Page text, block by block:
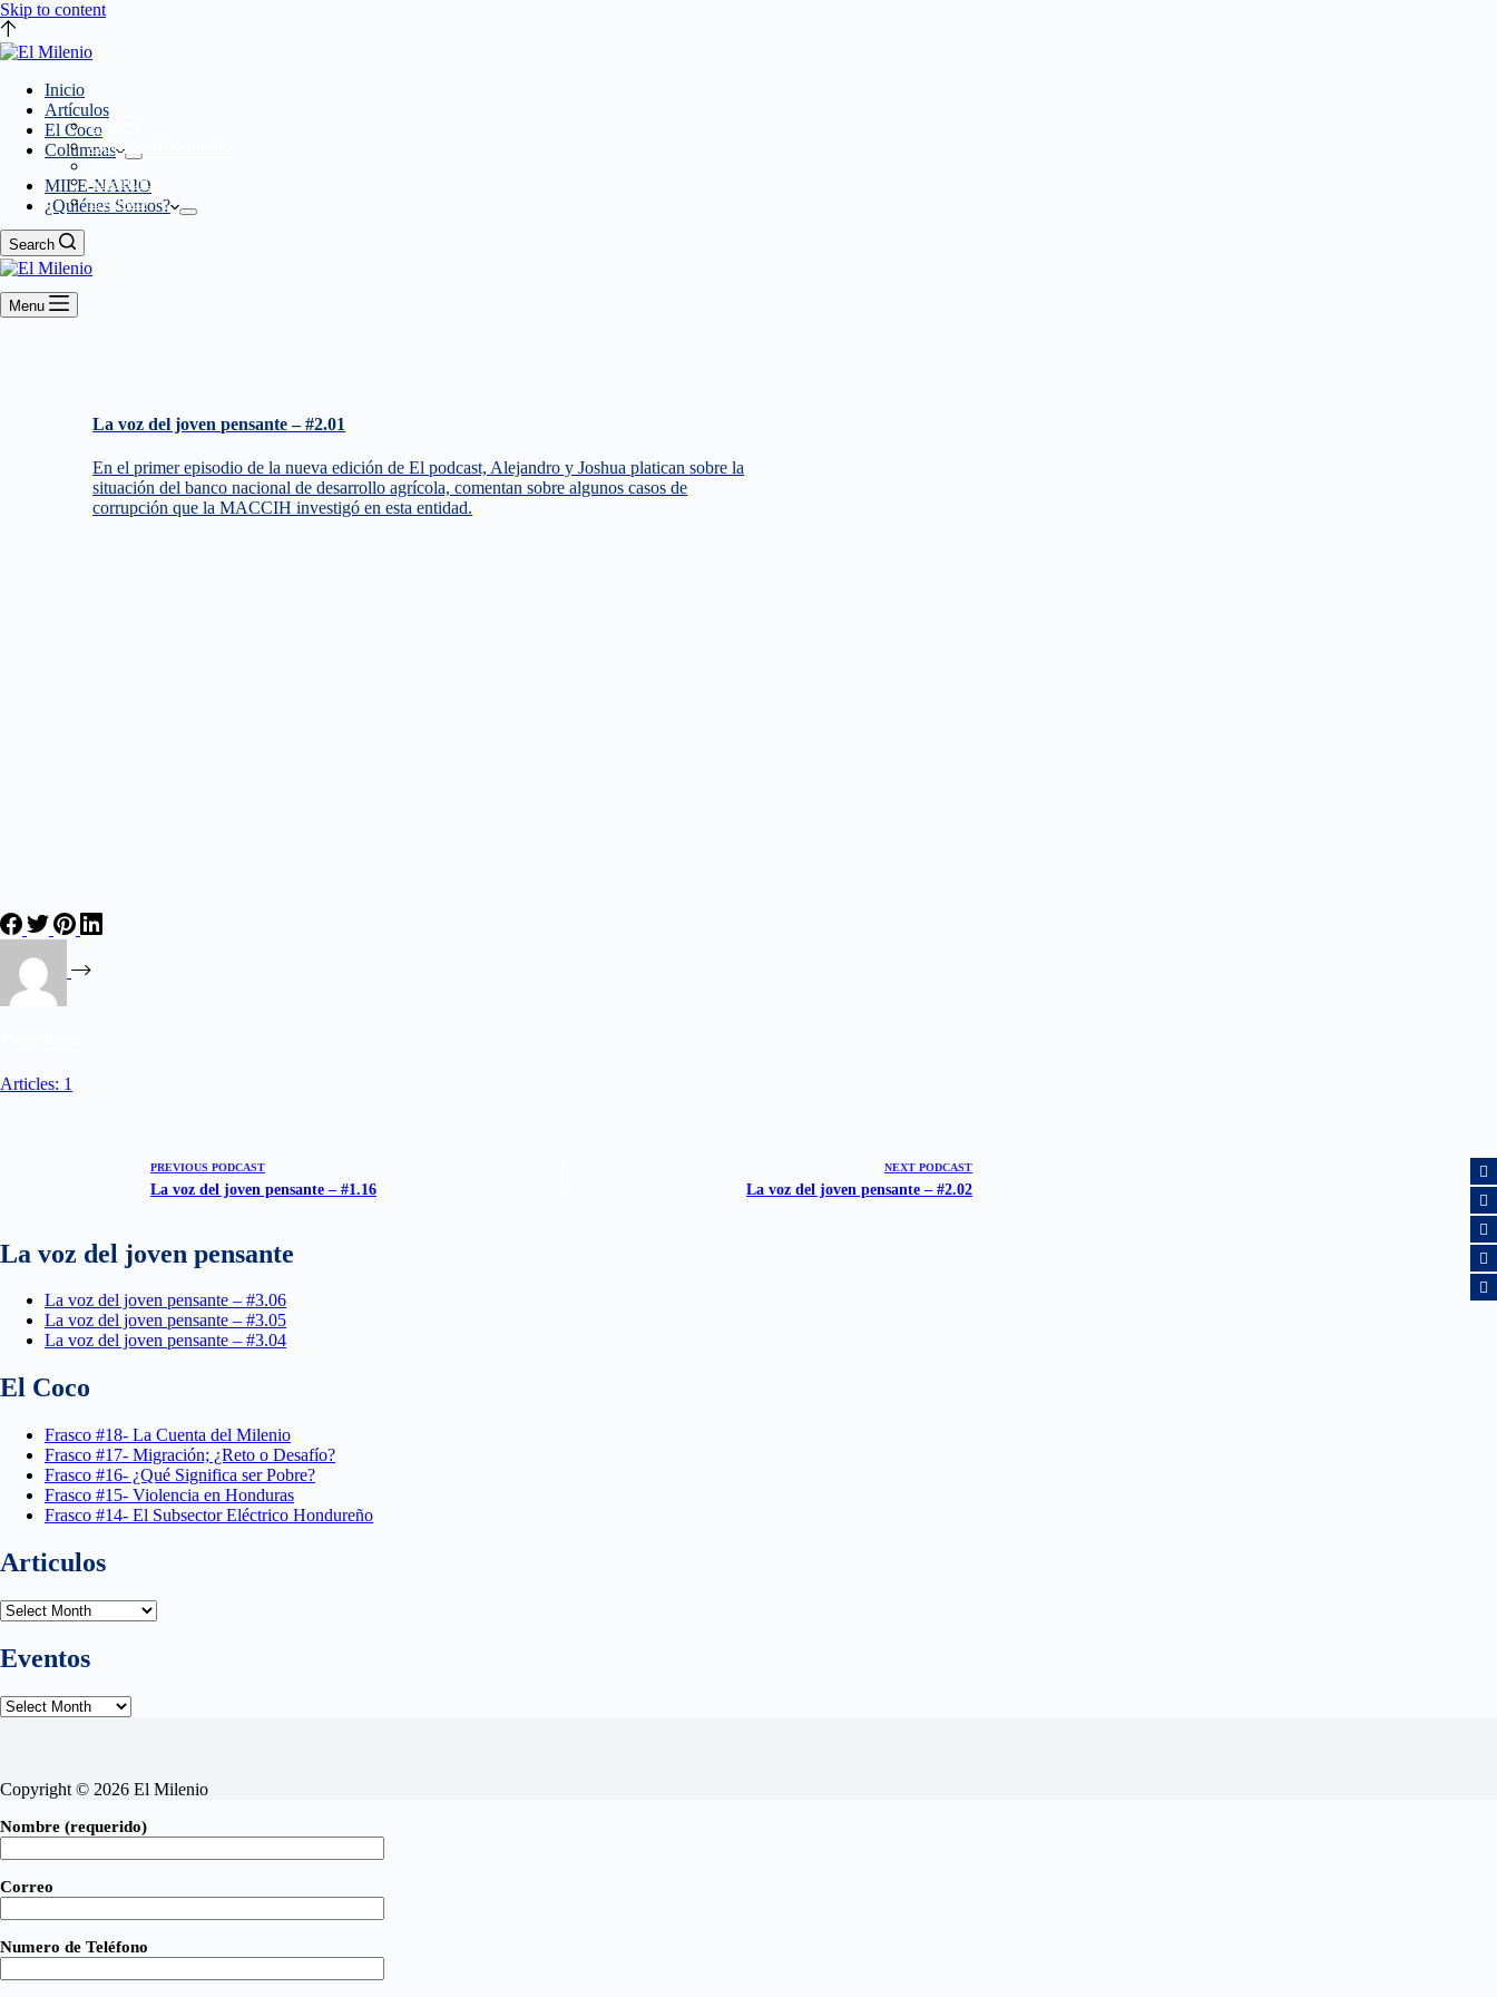
Skip to content
Inicio
Artículos
El Coco
Columnas
Líderes
Querido Hondureño
Versus
MILE-NARIO
¿Quiénes Somos?
Miembros
Eventos
Search
Menu
La voz del joven pensante – #2.01
En el primer episodio de la nueva edición de El podcast, Alejandro y Joshua platican sobre la
situación del banco nacional de desarrollo agrícola, comentan sobre algunos casos de
corrupción que la MACCIH investigó en esta entidad.
Articles: 1
PREVIOUS PODCAST
La voz del joven pensante – #1.16
NEXT PODCAST
La voz del joven pensante – #2.02
La voz del joven pensante
La voz del joven pensante – #3.06
La voz del joven pensante – #3.05
La voz del joven pensante – #3.04
El Coco
Frasco #18- La Cuenta del Milenio
Frasco #17- Migración; ¿Reto o Desafío?
Frasco #16- ¿Qué Significa ser Pobre?
Frasco #15- Violencia en Honduras
Frasco #14- El Subsector Eléctrico Hondureño
Articulos
Articulos
Eventos
Eventos
Copyright © 2026 El Milenio
Nombre (requerido)
Correo
Numero de Teléfono